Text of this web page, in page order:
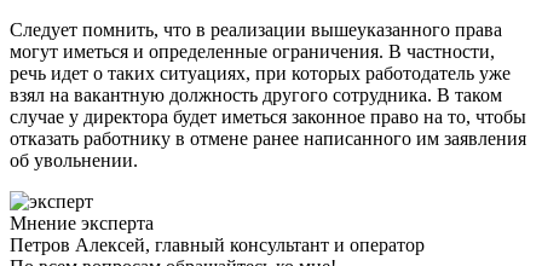
Следует помнить, что в реализации вышеуказанного права
могут иметься и определенные ограничения. В частности,
речь идет о таких ситуациях, при которых работодатель уже
взял на вакантную должность другого сотрудника. В таком
случае у директора будет иметься законное право на то, чтобы
отказать работнику в отмене ранее написанного им заявления
об увольнении.
Мнение эксперта
Петров Алексей, главный консультант и оператор